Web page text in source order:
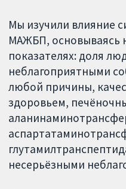
Мы изучили влияние
МАЖБП, основываясь
показателях: доля
неблагоприятными
любой причины,
здоровьем,
несерьёзными